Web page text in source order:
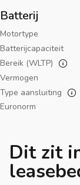
Batterij
Motortype
Batterijcapaciteit
Bereik (WLTP)
Vermogen
Type aansluiting
Euronorm
Dit zit